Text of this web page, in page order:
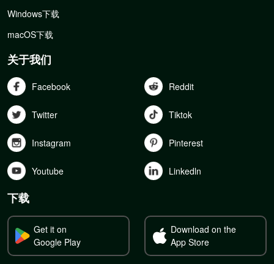
Windows下载
macOS下载
关于我们
Facebook Reddit
Twitter Tiktok
Instagram Pinterest
Youtube Linkedln
下载
Get it on
Google Play
Download on the
App Store